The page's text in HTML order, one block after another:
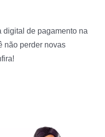
digital de pagamento na
não perder novas